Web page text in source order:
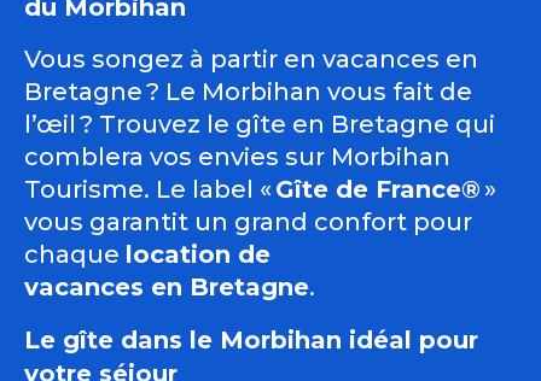
du Morbihan
Vous songez à partir en vacances en
Bretagne ? Le Morbihan vous fait de
l’œil ? Trouvez le gîte en Bretagne qui
comblera vos envies sur Morbihan
Tourisme. Le label «Gîte de France® »
vous garantit un grand confort pour
chaque location de
vacances en Bretagne.
Le gîte dans le Morbihan idéal pour
votre séjour